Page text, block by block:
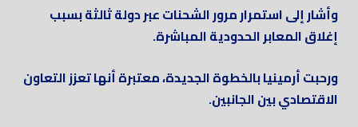
وأشار إلى استمرار مرور الشحنات عبر دولة ثالثة بسبب
إغلاق المعابر الحدودية المباشرة.
ورحبت أرمينيا بالخطوة الجديدة، معتبرة أنها تعزز التعاون
الاقتصادي بين الجانبين.